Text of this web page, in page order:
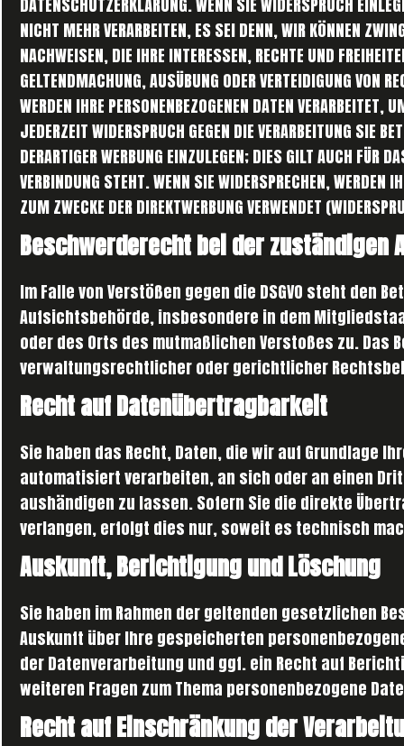
NICHT MEHR VERARBEITEN, ES SEI DENN, WIR KÖNNEN
NACHWEISEN, DIE IHRE INTERESSEN, RECHTE UND
GELTENDMACHUNG, AUSÜBUNG ODER VERTEIDIGUNG VON
WERDEN IHRE PERSONENBEZOGENEN DATEN
JEDERZEIT WIDERSPRUCH GEGEN DIE VERARBEITUNG SIE
DERARTIGER WERBUNG EINZULEGEN; DIES GILT AUCH FÜR
VERBINDUNG STEHT. WENN SIE WIDERSPRECHEN, WERDEN
ZUM ZWECKE DER DIREKTWERBUNG VERWENDET
Beschwerderecht bei der zuständigen
Im Falle von Verstößen gegen die DSGVO steht den
Aufsichtsbehörde, insbesondere in dem
oder des Orts des mutmaßlichen Verstoßes zu.
verwaltungsrechtlicher oder gerichtlicher
Recht auf Datenübertragbarkeit
Sie haben das Recht, Daten, die wir auf Grundlage
automatisiert verarbeiten, an sich oder an einen
aushändigen zu lassen. Sofern Sie die direkte
verlangen, erfolgt dies nur, soweit es technisch
Auskunft, Berichtigung und Löschung
Sie haben im Rahmen der geltenden gesetzlichen
Auskunft über Ihre gespeicherten
der Datenverarbeitung und ggf. ein Recht auf
weiteren Fragen zum Thema personenbezogene
Recht auf Einschränkung der